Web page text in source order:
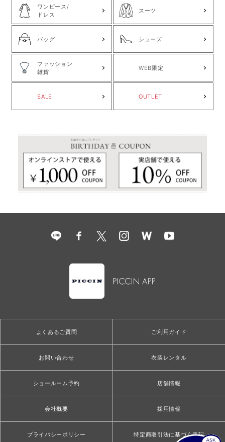
ワンピース/
ドレス
スーツ
バッグ シューズ
ファッション
雑貨
WEB限定
SALE OUTLET
よくあるご質問 ご利用ガイド
お問い合わせ 衣装レンタル
ショールーム予約 店舗情報
会社概要 採用情報
プライバシーポリシー 特定商取引法に基づく表記